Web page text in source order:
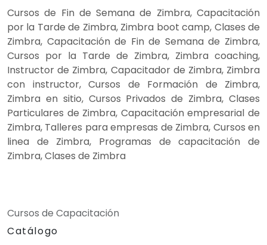
Cursos de Fin de Semana de Zimbra, Capacitación
por la Tarde de Zimbra, Zimbra boot camp, Clases de
Zimbra, Capacitación de Fin de Semana de Zimbra,
Cursos por la Tarde de Zimbra, Zimbra coaching,
Instructor de Zimbra, Capacitador de Zimbra, Zimbra
con instructor, Cursos de Formación de Zimbra,
Zimbra en sitio, Cursos Privados de Zimbra, Clases
Particulares de Zimbra, Capacitación empresarial de
Zimbra, Talleres para empresas de Zimbra, Cursos en
linea de Zimbra, Programas de capacitación de
Zimbra, Clases de Zimbra
Cursos de Capacitación
Catálogo